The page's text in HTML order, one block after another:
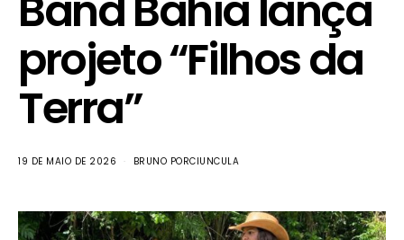
projeto “Filhos da
Terra”
19 DE MAIO DE 2026 BRUNO PORCIUNCULA